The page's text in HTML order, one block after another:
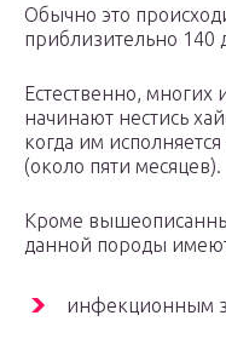
Обычно это
приблизительно 140
Естественно, многих
начинают нестись
когда им
(около пяти месяцев).
Кроме
данной породы
инфекционным